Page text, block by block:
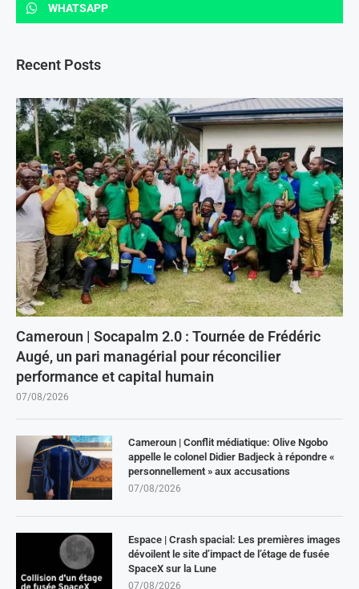
WHATSAPP
Recent Posts
Cameroun | Socapalm 2.0 : Tournée de Frédéric
Augé, un pari managérial pour réconcilier
performance et capital humain
07/08/2026
Cameroun | Conflit médiatique: Olive Ngobo
appelle le colonel Didier Badjeck à répondre «
personnellement » aux accusations
07/08/2026
Espace | Crash spacial: Les premières images
dévoilent le site d’impact de l’étage de fusée
SpaceX sur la Lune
07/08/2026